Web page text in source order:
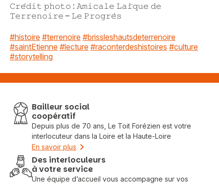
Vous recherchez&nbsp;:
Rechercher
𝙲𝚛𝚎́𝚍𝚒𝚝 𝚙𝚑𝚘𝚝𝚘 : 𝙰𝚖𝚒𝚌𝚊𝚕𝚎 𝙻𝚊𝚒̈𝚚𝚞𝚎 𝚍𝚎
𝚃𝚎𝚛𝚛𝚎𝚗𝚘𝚒𝚛𝚎 – 𝙻𝚎 𝙿𝚛𝚘𝚐𝚛𝚎̀𝚜
#histoire #terrenoire #brissleshautsdeterrenoire
#saintEtienne #lecture #raconterdeshistoires #culture
#storytelling
Bailleur social
coopératif
Depuis plus de 70 ans, Le Toit Forézien est votre
interlocuteur dans la Loire et la Haute-Loire
En savoir plus
Des interloculeurs
à votre service
Une équipe d’accueil vous accompagne sur vos